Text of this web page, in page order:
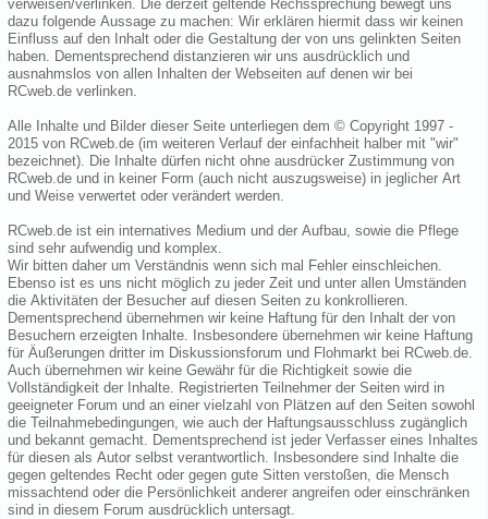
verweisen/verlinken. Die derzeit geltende Rechssprechung bewegt uns
dazu folgende Aussage zu machen: Wir erklären hiermit dass wir keinen
Einfluss auf den Inhalt oder die Gestaltung der von uns gelinkten Seiten
haben. Dementsprechend distanzieren wir uns ausdrücklich und
ausnahmslos von allen Inhalten der Webseiten auf denen wir bei
RCweb.de verlinken.
Alle Inhalte und Bilder dieser Seite unterliegen dem © Copyright 1997 -
2015 von RCweb.de (im weiteren Verlauf der einfachheit halber mit "wir"
bezeichnet). Die Inhalte dürfen nicht ohne ausdrücker Zustimmung von
RCweb.de und in keiner Form (auch nicht auszugsweise) in jeglicher Art
und Weise verwertet oder verändert werden.
RCweb.de ist ein internatives Medium und der Aufbau, sowie die Pflege
sind sehr aufwendig und komplex.
Wir bitten daher um Verständnis wenn sich mal Fehler einschleichen.
Ebenso ist es uns nicht möglich zu jeder Zeit und unter allen Umständen
die Aktivitäten der Besucher auf diesen Seiten zu konkrollieren.
Dementsprechend übernehmen wir keine Haftung für den Inhalt der von
Besuchern erzeigten Inhalte. Insbesondere übernehmen wir keine Haftung
für Äußerungen dritter im Diskussionsforum und Flohmarkt bei RCweb.de.
Auch übernehmen wir keine Gewähr für die Richtigkeit sowie die
Vollständigkeit der Inhalte. Registrierten Teilnehmer der Seiten wird in
geeigneter Forum und an einer vielzahl von Plätzen auf den Seiten sowohl
die Teilnahmebedingungen, wie auch der Haftungsausschluss zugänglich
und bekannt gemacht. Dementsprechend ist jeder Verfasser eines Inhaltes
für diesen als Autor selbst verantwortlich. Insbesondere sind Inhalte die
gegen geltendes Recht oder gegen gute Sitten verstoßen, die Mensch
missachtend oder die Persönlichkeit anderer angreifen oder einschränken
sind in diesem Forum ausdrücklich untersagt.